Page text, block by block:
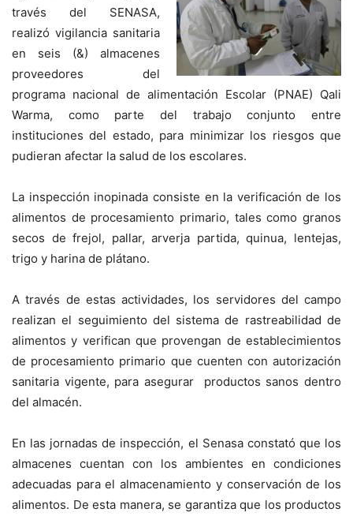
través del SENASA,
realizó vigilancia sanitaria
en seis (&) almacenes
proveedores del
programa nacional de alimentación Escolar (PNAE) Qali
Warma, como parte del trabajo conjunto entre
instituciones del estado, para minimizar los riesgos que
pudieran afectar la salud de los escolares.
La inspección inopinada consiste en la verificación de los
alimentos de procesamiento primario, tales como granos
secos de frejol, pallar, arverja partida, quinua, lentejas,
trigo y harina de plátano.
A través de estas actividades, los servidores del campo
realizan el seguimiento del sistema de rastreabilidad de
alimentos y verifican que provengan de establecimientos
de procesamiento primario que cuenten con autorización
sanitaria vigente, para asegurar productos sanos dentro
del almacén.
En las jornadas de inspección, el Senasa constató que los
almacenes cuentan con los ambientes en condiciones
adecuadas para el almacenamiento y conservación de los
alimentos. De esta manera, se garantiza que los productos